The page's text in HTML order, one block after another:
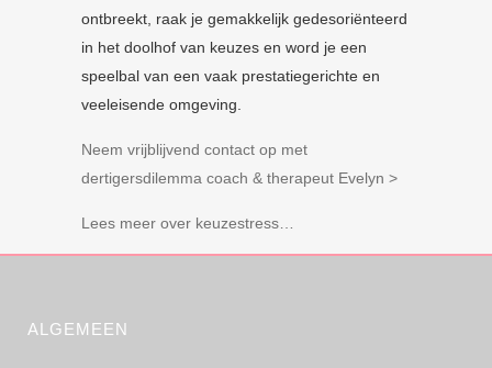
ontbreekt, raak je gemakkelijk gedesoriënteerd
in het doolhof van keuzes en word je een
speelbal van een vaak prestatiegerichte en
veeleisende omgeving.
Neem vrijblijvend contact op met
dertigersdilemma coach & therapeut Evelyn >
Lees meer over keuzestress…
ALGEMEEN